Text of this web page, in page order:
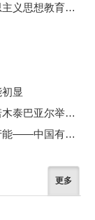
伟大征程丨延安整风：一次深刻的马克思主义思想教育运动
显
中铝集团董事长段向东与蒙古国副总理诺木泰巴亚尔举行会谈
锻造无愧时代无愧使命的世界一流新质产能——中国有色金属工业的战略应对与破局之道（二）
更多